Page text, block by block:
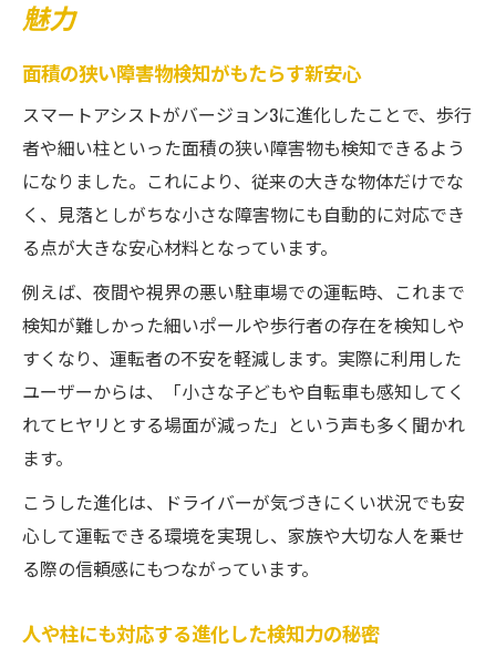
魅力
面積の狭い障害物検知がもたらす新安心
スマートアシストがバージョン3に進化したことで、歩行
者や細い柱といった面積の狭い障害物も検知できるよう
になりました。これにより、従来の大きな物体だけでな
く、見落としがちな小さな障害物にも自動的に対応でき
る点が大きな安心材料となっています。
例えば、夜間や視界の悪い駐車場での運転時、これまで
検知が難しかった細いポールや歩行者の存在を検知しや
すくなり、運転者の不安を軽減します。実際に利用した
ユーザーからは、「小さな子どもや自転車も感知してく
れてヒヤリとする場面が減った」という声も多く聞かれ
ます。
こうした進化は、ドライバーが気づきにくい状況でも安
心して運転できる環境を実現し、家族や大切な人を乗せ
る際の信頼感にもつながっています。
人や柱にも対応する進化した検知力の秘密